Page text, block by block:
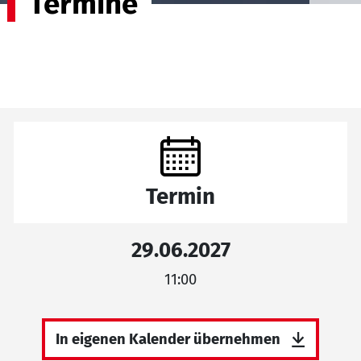
Termin
29.06.2027
11:00
In eigenen Kalender übernehmen